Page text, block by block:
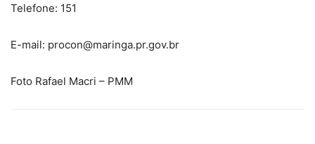
Telefone: 151
E-mail: procon@maringa.pr.gov.br
Foto Rafael Macri – PMM